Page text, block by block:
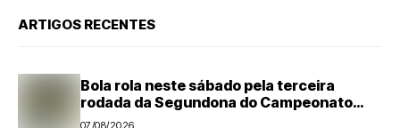
ARTIGOS RECENTES
Bola rola neste sábado pela terceira
rodada da Segundona do Campeonato
Amador de Futebol